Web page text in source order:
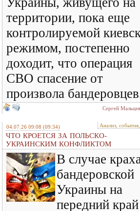
территории, пока еще
контролируемой
режимом, постепенно
доходит, что операция
СВО спасение от
произвола
Сергей Мальцев
04.07.26 09:08 (09:34) Анализ,
ЧТО КРОЕТСЯ ЗА ПОЛЬСКО-
УКРАИНСКИМ КОНФЛИКТОМ
В случае
бандеровской
Украины на
передний край